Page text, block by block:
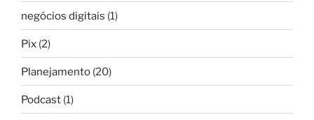
negócios digitais (1)
Pix (2)
Planejamento (20)
Podcast (1)